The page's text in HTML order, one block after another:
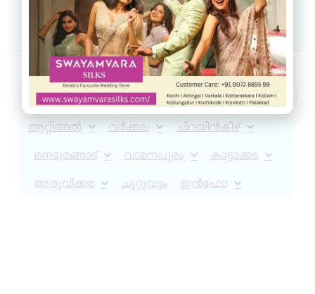
Join WhatsApp Community
ആറ്റിങ്ങൽ വർക്കല ചിറയിൻകീഴ്
നെടുമങ്ങാട് വാമനപുരം കാട്ടാക്കട
അരുവിക്കര ചുറ്റുവട്ടം ഇൻഫോ